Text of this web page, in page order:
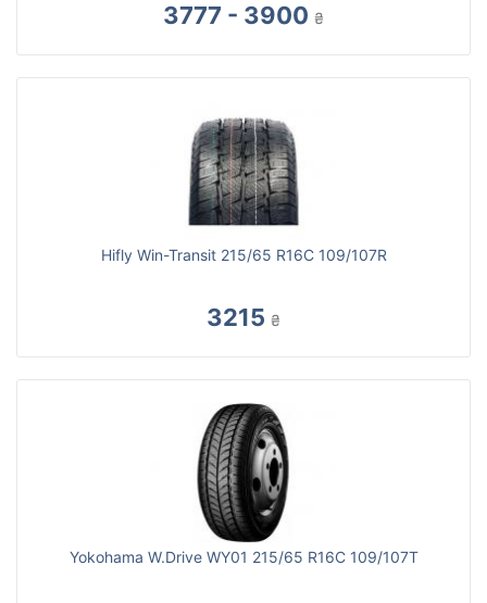
3777 - 3900 ₴
Hifly Win-Transit 215/65 R16C 109/107R
3215 ₴
Yokohama W.Drive WY01 215/65 R16C 109/107T